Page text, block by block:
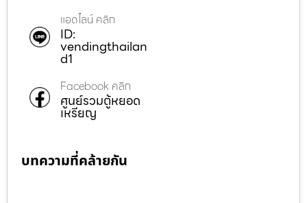
แอดไลน์ คลิก
ID:
vendingthailan
d1
Facebook คลิก
ศูนย์รวมตู้หยอด
เหรียญ
บทความที่คล้ายกัน